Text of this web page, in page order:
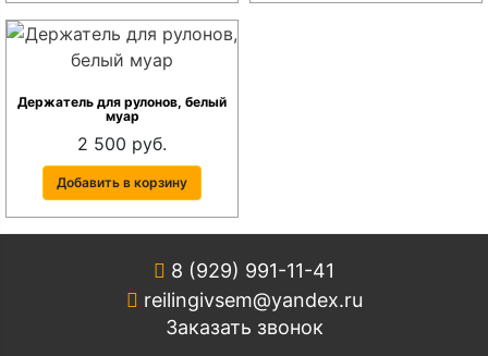
Держатель для рулонов, белый
муар
2 500 руб.
Добавить в корзину
8 (929) 991-11-41
reilingivsem@yandex.ru
Заказать звонок